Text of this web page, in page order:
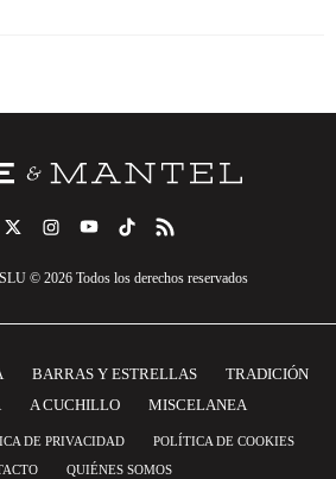
© 2026 Todos los derechos reservados
BARRAS Y ESTRELLAS
TRADICIÓN
A CUCHILLO MISCELANEA
DE PRIVACIDAD
POLÍTICA DE COOKIES
QUIÉNES SOMOS